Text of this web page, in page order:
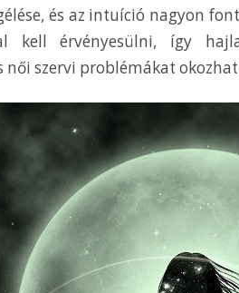
és az intuíció nagyon
kell érvényesülni, így
női szervi problémákat